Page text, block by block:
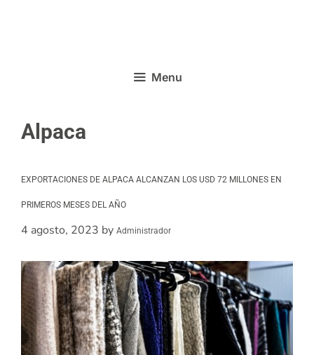
Menu
Alpaca
EXPORTACIONES DE ALPACA ALCANZAN LOS USD 72 MILLONES EN
PRIMEROS MESES DEL AÑO
4 agosto, 2023 by Administrador